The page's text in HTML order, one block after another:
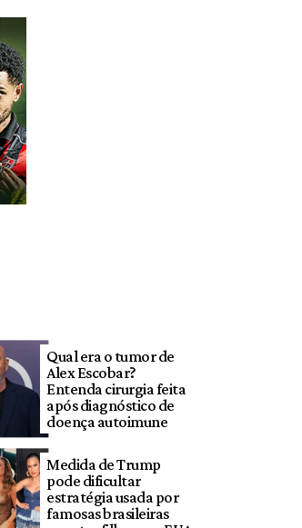
Qual era o tumor de
Alex Escobar?
Entenda cirurgia feita
após diagnóstico de
doença autoimune
Medida de Trump
pode dificultar
estratégia usada por
famosas brasileiras